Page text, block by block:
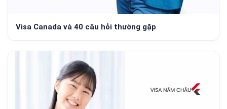
Visa Canada và 40 câu hỏi thường gặp